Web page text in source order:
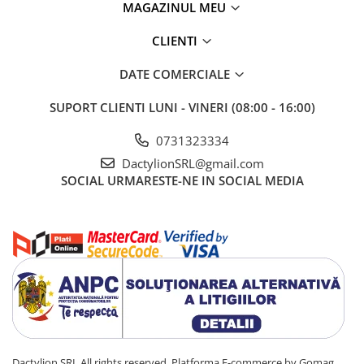
MAGAZINUL MEU
CLIENTI
DATE COMERCIALE
SUPORT CLIENTI LUNI - VINERI (08:00 - 16:00)
0731323334
DactylionSRL@gmail.com
SOCIAL URMARESTE-NE IN SOCIAL MEDIA